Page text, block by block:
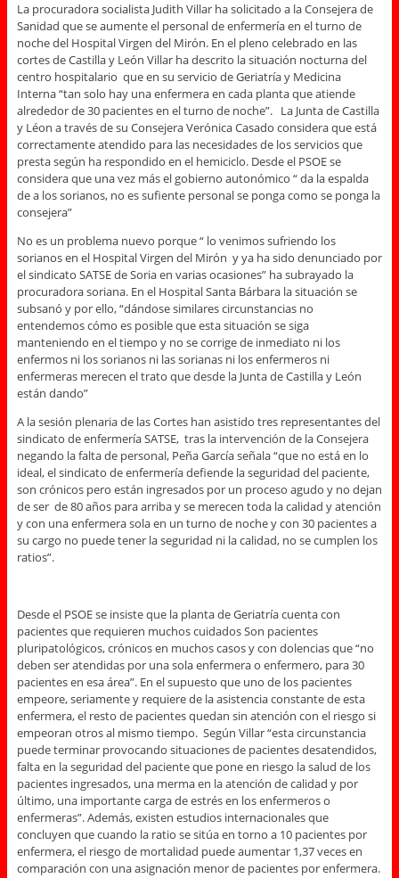
La procuradora socialista Judith Villar ha solicitado a la Consejera de
Sanidad que se aumente el personal de enfermería en el turno de
noche del Hospital Virgen del Mirón. En el pleno celebrado en las
cortes de Castilla y León Villar ha descrito la situación nocturna del
centro hospitalario que en su servicio de Geriatría y Medicina
Interna “tan solo hay una enfermera en cada planta que atiende
alrededor de 30 pacientes en el turno de noche”. La Junta de Castilla
y Léon a través de su Consejera Verónica Casado considera que está
correctamente atendido para las necesidades de los servicios que
presta según ha respondido en el hemiciclo. Desde el PSOE se
considera que una vez más el gobierno autonómico “ da la espalda
de a los sorianos, no es sufiente personal se ponga como se ponga la
consejera”
No es un problema nuevo porque “ lo venimos sufriendo los
sorianos en el Hospital Virgen del Mirón y ya ha sido denunciado por
el sindicato SATSE de Soria en varias ocasiones” ha subrayado la
procuradora soriana. En el Hospital Santa Bárbara la situación se
subsanó y por ello, “dándose similares circunstancias no
entendemos cómo es posible que esta situación se siga
manteniendo en el tiempo y no se corrige de inmediato ni los
enfermos ni los sorianos ni las sorianas ni los enfermeros ni
enfermeras merecen el trato que desde la Junta de Castilla y León
están dando”
A la sesión plenaria de las Cortes han asistido tres representantes del
sindicato de enfermería SATSE, tras la intervención de la Consejera
negando la falta de personal, Peña García señala “que no está en lo
ideal, el sindicato de enfermería defiende la seguridad del paciente,
son crónicos pero están ingresados por un proceso agudo y no dejan
de ser de 80 años para arriba y se merecen toda la calidad y atención
y con una enfermera sola en un turno de noche y con 30 pacientes a
su cargo no puede tener la seguridad ni la calidad, no se cumplen los
ratios”.
Desde el PSOE se insiste que la planta de Geriatría cuenta con
pacientes que requieren muchos cuidados Son pacientes
pluripatológicos, crónicos en muchos casos y con dolencias que “no
deben ser atendidas por una sola enfermera o enfermero, para 30
pacientes en esa área”. En el supuesto que uno de los pacientes
empeore, seriamente y requiere de la asistencia constante de esta
enfermera, el resto de pacientes quedan sin atención con el riesgo si
empeoran otros al mismo tiempo. Según Villar “esta circunstancia
puede terminar provocando situaciones de pacientes desatendidos,
falta en la seguridad del paciente que pone en riesgo la salud de los
pacientes ingresados, una merma en la atención de calidad y por
último, una importante carga de estrés en los enfermeros o
enfermeras”. Además, existen estudios internacionales que
concluyen que cuando la ratio se sitúa en torno a 10 pacientes por
enfermera, el riesgo de mortalidad puede aumentar 1,37 veces en
comparación con una asignación menor de pacientes por enfermera.